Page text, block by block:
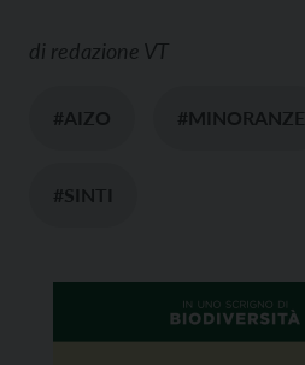
di redazione VT
#AIZO #MINORANZE
#SINTI